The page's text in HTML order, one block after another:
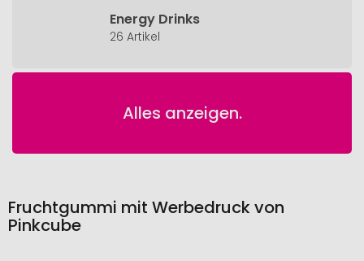
Energy Drinks
26 Artikel
Alles anzeigen.
Fruchtgummi mit Werbedruck von
Pinkcube